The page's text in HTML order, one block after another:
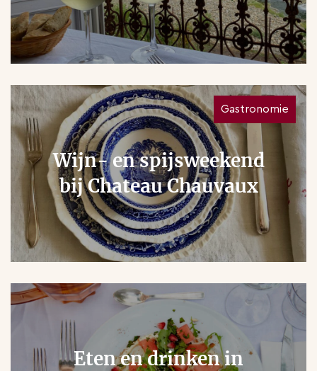
Gastronomie
Wijn- en spijsweekend
bij Chateau Chauvaux
Eten en drinken in